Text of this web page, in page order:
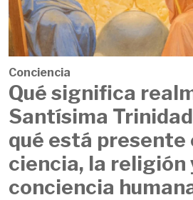
Conciencia
Qué significa
Santísima
qué está presente
ciencia, la religión
conciencia